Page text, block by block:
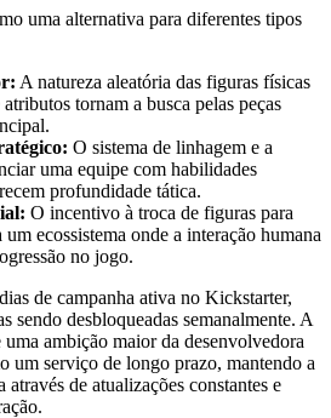
uma alternativa para diferentes tipos
A natureza aleatória das figuras físicas
tornam a busca pelas peças
O sistema de linhagem e a
uma equipe com habilidades
profundidade tática.
O incentivo à troca de figuras para
ecossistema onde a interação humana
no jogo.
de campanha ativa no Kickstarter,
sendo desbloqueadas semanalmente. A
ambição maior da desenvolvedora
um serviço de longo prazo, mantendo a
através de atualizações constantes e